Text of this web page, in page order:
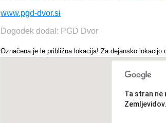
www.pgd-dvor.si
Dogodek dodal: PGD Dvor
Označena je le približna lokacija! Za dejansko lokacijo
Ta stran ne
Zemljevidov.